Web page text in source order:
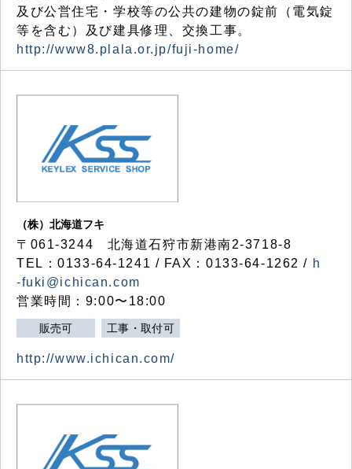
及び公営住宅・学校等の公共の建物の錠前（電気錠
等を含む）及び建具修理、交換工事。
http://www8.plala.or.jp/fuji-home/
（株）北海道フキ
〒061-3244 北海道石狩市新港南2-3718-8
TEL：0133-64-1241 / FAX：0133-64-1262 / h
-fuki@ichican.com
営業時間：9:00〜18:00
販売可 工事・取付可
http://www.ichican.com/